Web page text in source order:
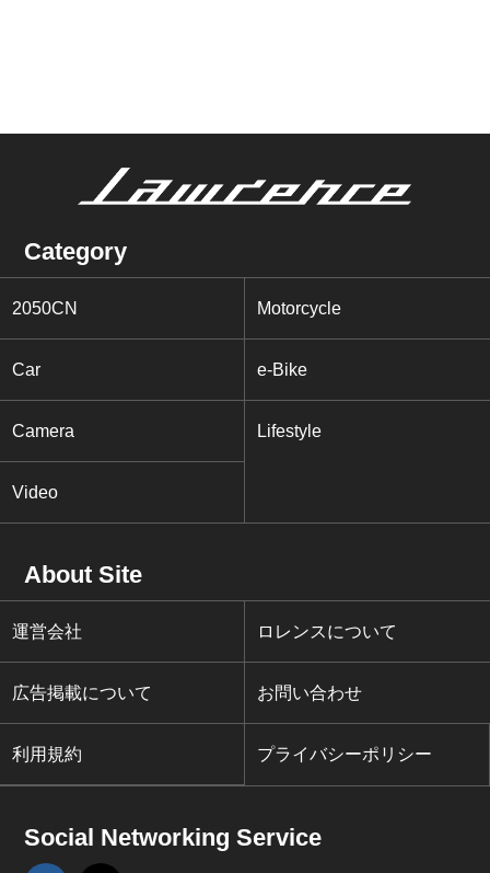
Category
2050CN Motorcycle
Car e-Bike
Camera Lifestyle
Video
About Site
運営会社 ロレンスについて
広告掲載について お問い合わせ
利用規約 プライバシーポリシー
Social Networking Service